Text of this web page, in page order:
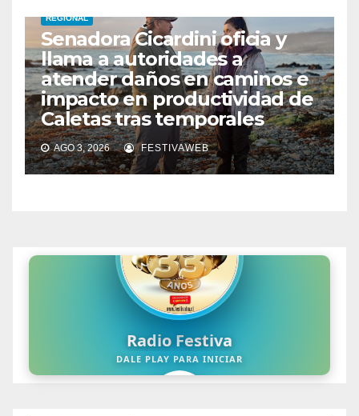
REGIONAL
Senadora Cicardini oficia y
llama a autoridades a
atender daños en caminos e
impacto en productividad de
Caletas tras temporales
AGO 3, 2026 FESTIVAWEB